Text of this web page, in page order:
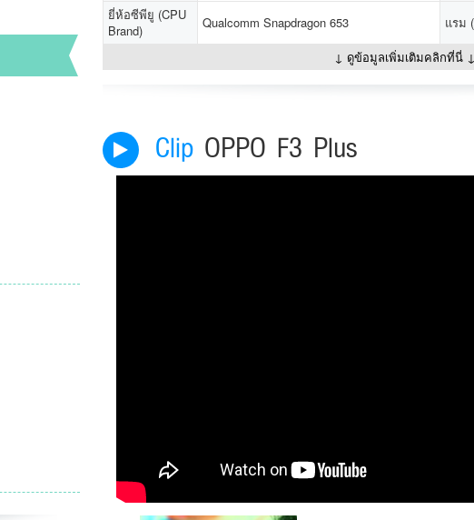
ยี่ห้อซีพียู (CPU
Brand)
Qualcomm Snapdragon 653
แรม
↓ ดูข้อมูลเพิ่มเติมคลิกที่นี่
Clip OPPO F3 Plus